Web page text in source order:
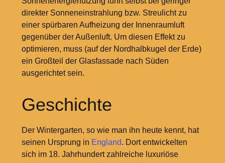
direkter Sonneneinstrahlung bzw. Streulicht zu
einer spürbaren Aufheizung der Innenraumluft
gegenüber der Außenluft. Um diesen Effekt zu
optimieren, muss (auf der Nordhalbkugel der Erde)
ein Großteil der Glasfassade nach Süden
ausgerichtet sein.
Geschichte
Der Wintergarten, so wie man ihn heute kennt, hat
seinen Ursprung in England. Dort entwickelten
sich im 18. Jahrhundert zahlreiche luxuriöse